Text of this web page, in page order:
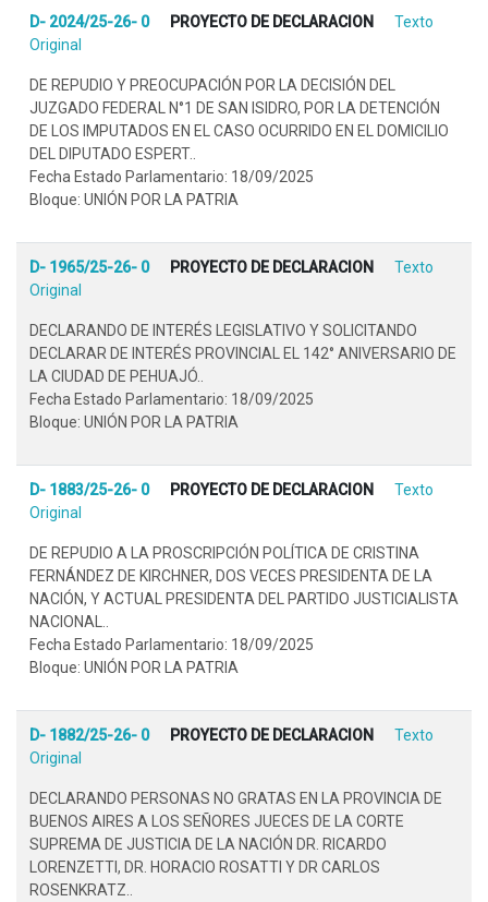
D- 2024/25-26- 0 PROYECTO DE DECLARACION
Texto
Original
DE REPUDIO Y PREOCUPACIÓN POR LA DECISIÓN DEL
JUZGADO FEDERAL N°1 DE SAN ISIDRO, POR LA DETENCIÓN
DE LOS IMPUTADOS EN EL CASO OCURRIDO EN EL DOMICILIO
DEL DIPUTADO ESPERT..
Fecha Estado Parlamentario: 18/09/2025
Bloque: UNIÓN POR LA PATRIA
D- 1965/25-26- 0 PROYECTO DE DECLARACION
Texto
Original
DECLARANDO DE INTERÉS LEGISLATIVO Y SOLICITANDO
DECLARAR DE INTERÉS PROVINCIAL EL 142° ANIVERSARIO DE
LA CIUDAD DE PEHUAJÓ..
Fecha Estado Parlamentario: 18/09/2025
Bloque: UNIÓN POR LA PATRIA
D- 1883/25-26- 0 PROYECTO DE DECLARACION
Texto
Original
DE REPUDIO A LA PROSCRIPCIÓN POLÍTICA DE CRISTINA
FERNÁNDEZ DE KIRCHNER, DOS VECES PRESIDENTA DE LA
NACIÓN, Y ACTUAL PRESIDENTA DEL PARTIDO JUSTICIALISTA
NACIONAL..
Fecha Estado Parlamentario: 18/09/2025
Bloque: UNIÓN POR LA PATRIA
D- 1882/25-26- 0 PROYECTO DE DECLARACION
Texto
Original
DECLARANDO PERSONAS NO GRATAS EN LA PROVINCIA DE
BUENOS AIRES A LOS SEÑORES JUECES DE LA CORTE
SUPREMA DE JUSTICIA DE LA NACIÓN DR. RICARDO
LORENZETTI, DR. HORACIO ROSATTI Y DR CARLOS
ROSENKRATZ..